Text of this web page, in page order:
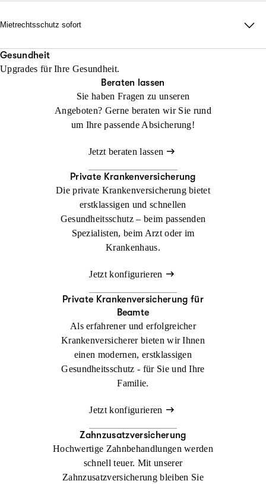
erforderlich auch durch alle Instanzen.
Jetzt konfigurieren
keinen Anwalt beauftragt haben!
Jetzt konfigurieren Beraten lassen
Mietrechtsschutz sofort
übernehmen Ihre Anwalts- und Gerichtskosten und geben
sofortige Rückendeckung bei Streit rund ums Wohnen.
Jetzt konfigurieren Beraten lassen
Gesundheit
Upgrades für Ihre Gesundheit.
Beraten lassen
Sie haben Fragen zu unseren
Angeboten? Gerne beraten wir Sie rund
um Ihre passende Absicherung!
Jetzt beraten lassen
Private Krankenversicherung
Die private Krankenversicherung bietet
erstklassigen und schnellen
Gesundheitsschutz – beim passenden
Spezialisten, beim Arzt oder im
Krankenhaus.
Jetzt konfigurieren
Private Krankenversicherung für
Beamte
Als erfahrener und erfolgreicher
Krankenversicherer bieten wir Ihnen
einen modernen, erstklassigen
Gesundheitsschutz - für Sie und Ihre
Familie.
Jetzt konfigurieren
Zahnzusatzversicherung
Hochwertige Zahnbehandlungen werden
schnell teuer. Mit unserer
Zahnzusatzversicherung bleiben Sie